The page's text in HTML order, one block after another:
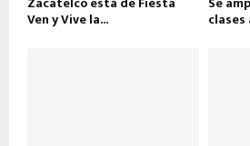
Ven y Vive la... clases